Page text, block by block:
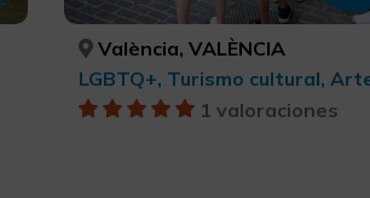
València, VALÈNCIA
1 valoraciones